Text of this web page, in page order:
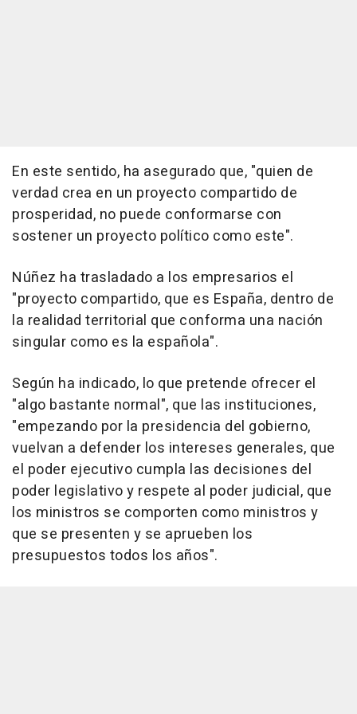
En este sentido, ha asegurado que, "quien de
verdad crea en un proyecto compartido de
prosperidad, no puede conformarse con
sostener un proyecto político como este".
Núñez ha trasladado a los empresarios el
"proyecto compartido, que es España, dentro de
la realidad territorial que conforma una nación
singular como es la española".
Según ha indicado, lo que pretende ofrecer el
"algo bastante normal", que las instituciones,
"empezando por la presidencia del gobierno,
vuelvan a defender los intereses generales, que
el poder ejecutivo cumpla las decisiones del
poder legislativo y respete al poder judicial, que
los ministros se comporten como ministros y
que se presenten y se aprueben los
presupuestos todos los años".